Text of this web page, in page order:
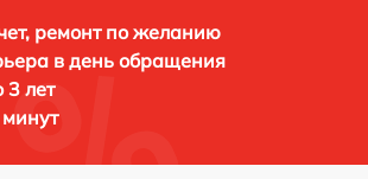
ремонт по желанию
в день обращения
3 лет